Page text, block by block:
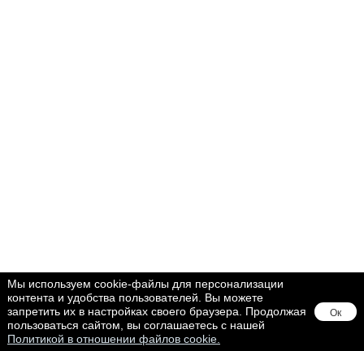
Мы используем cookie-файлы для персонализации
контента и удобства пользователей. Вы можете
запретить их в настройках своего браузера. Продолжая
пользоваться сайтом, вы соглашаетесь с нашей
Политикой в отношении файлов cookie.
Ок